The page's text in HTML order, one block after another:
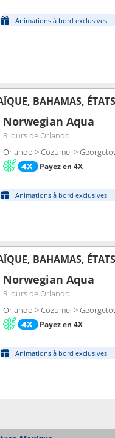
Animations à bord exclusives
BAHAMAS,
Norwegian Aqua
8 joursde Orlando
Orlando > Cozumel >
Payez en 4X
Animations à bord exclusives
BAHAMAS,
Norwegian Aqua
8 joursde Orlando
Orlando > Cozumel >
Payez en 4X
Animations à bord exclusives